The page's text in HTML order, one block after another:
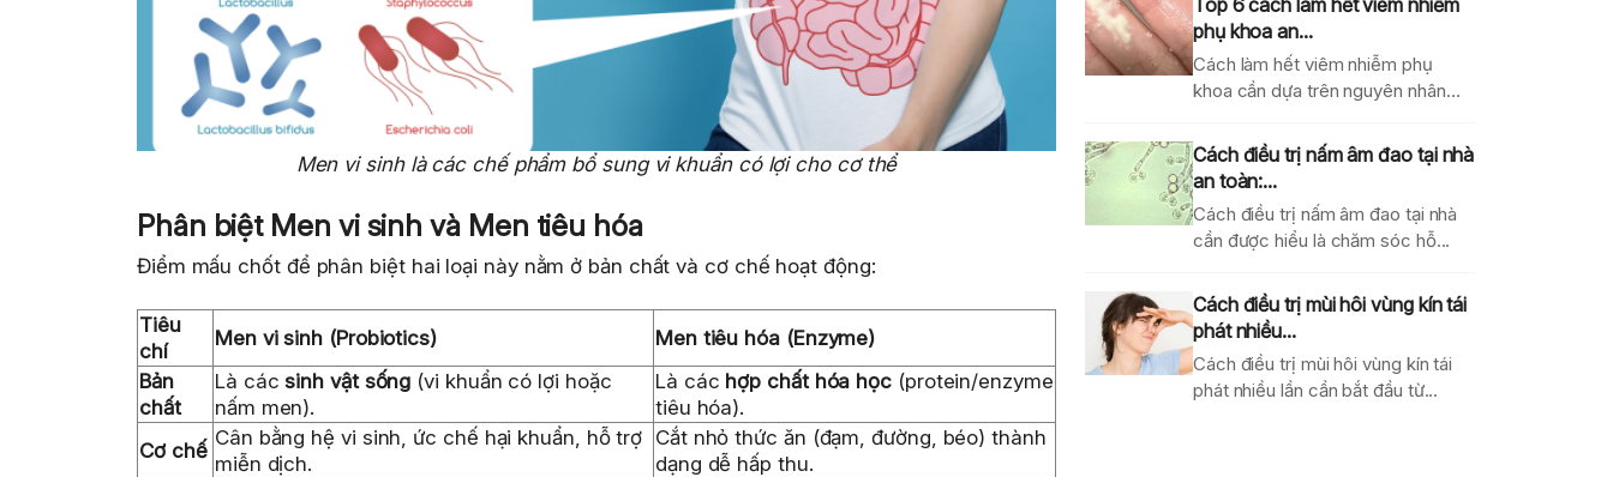
Men vi sinh là các chế phẩm bổ sung vi khuẩn có lợi cho cơ thể
Phân biệt Men vi sinh và Men tiêu hóa
Điểm mấu chốt để phân biệt hai loại này nằm ở bản chất và cơ chế hoạt động:
Tiêu
chí
Men vi sinh (Probiotics)
Men tiêu hóa (Enzyme)
Bản
chất
Là cácsinh vật sống (vi khuẩn có lợi hoặc
nấm men).
Là các hợp chất hóa học (protein/enzyme
tiêu hóa).
Cơ chế
Cân bằng hệ vi sinh, ức chế hại khuẩn, hỗ trợ
miễn dịch.
Cắt nhỏ thức ăn (đạm, đường, béo) thành
dạng dễ hấp thu.
phụ khoa an...
Cách làm hết viêm nhiễm phụ
khoa cần dựa trên nguyên nhân
Cách điều trị nấm âm đao tại nhà
an toàn:...
Cách điều trị nấm âm đao tại nhà
cần được hiểu là chăm sóc hỗ...
Cách điều trị mùi hôi vùng kín tái
phát nhiều...
Cách điều trị mùi hôi vùng kín tái
phát nhiều lần cần bắt đầu từ...